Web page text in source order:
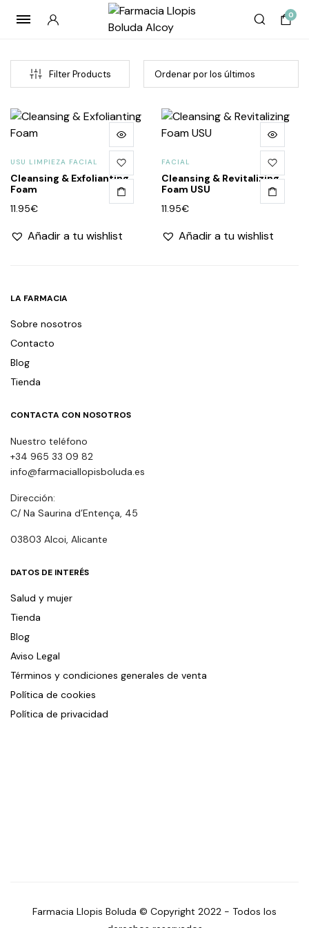
0
Filter Products
USU LIMPIEZA FACIAL
Cleansing & Exfolianting
Foam
11.95€
Añadir a tu wishlist
FACIAL
Cleansing & Revitalizing
Foam USU
11.95€
Añadir a tu wishlist
LA FARMACIA
Sobre nosotros
Contacto
Blog
Tienda
CONTACTA CON NOSOTROS
Nuestro teléfono
+34 965 33 09 82
info@farmaciallopisboluda.es
Dirección:
C/ Na Saurina d’Entença, 45
03803 Alcoi, Alicante
DATOS DE INTERÉS
Salud y mujer
Tienda
Blog
Aviso Legal
Términos y condiciones generales de venta
Política de cookies
Política de privacidad
Farmacia Llopis Boluda © Copyright 2022 - Todos los